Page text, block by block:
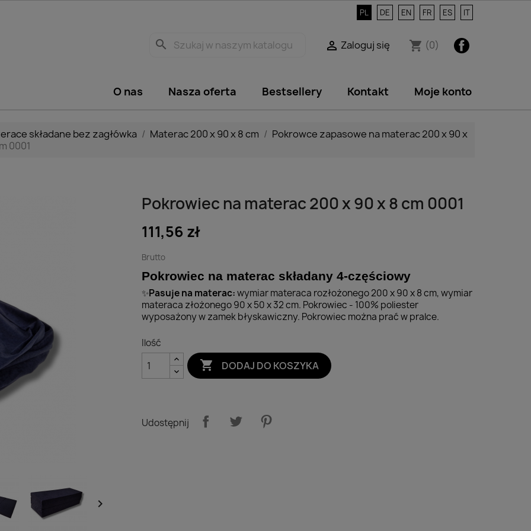
PL DE EN FR ES IT
Facebook
shopping_cart (0)
 Zaloguj się
search
O nas Nasza oferta Bestsellery Kontakt Moje konto
składane bez zagłówka Materac 200 x 90 x 8 cm
Pokrowce zapasowe na materac 200 x 90 x
0001

Pokrowiec na materac 200 x 90 x 8 cm 0001
111,56 zł
Brutto
Pokrowiec na materac składany 4-częściowy
✨Pasuje na materac:wymiar materaca rozłożonego 200 x 90 x 8 cm, wymiar
materaca złożonego 90 x 50 x 32 cm. Pokrowiec - 100% poliester
wyposażony w zamek błyskawiczny. Pokrowiec można prać w pralce.
Ilość
 DODAJ DO KOSZYKA
Udostępnij